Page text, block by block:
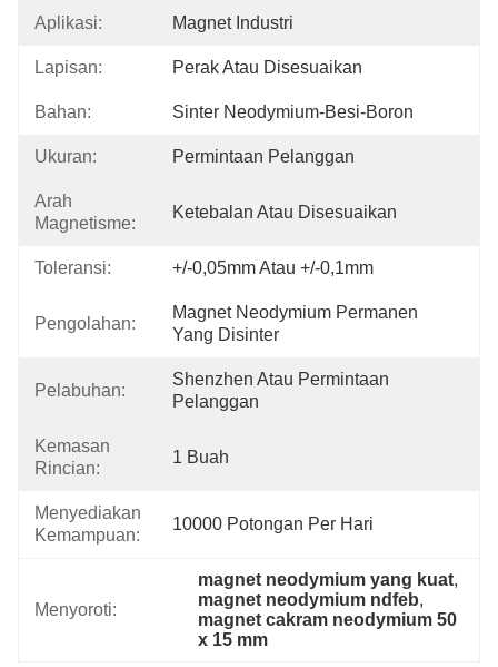
Aplikasi: Magnet Industri
Lapisan: Perak Atau Disesuaikan
Bahan: Sinter Neodymium-Besi-Boron
Ukuran: Permintaan Pelanggan
Arah
Magnetisme:
Ketebalan Atau Disesuaikan
Toleransi: +/-0,05mm Atau +/-0,1mm
Pengolahan:
Magnet Neodymium Permanen
Yang Disinter
Pelabuhan:
Shenzhen Atau Permintaan
Pelanggan
Kemasan
Rincian:
1 Buah
Menyediakan
Kemampuan:
10000 Potongan Per Hari
Menyoroti:
magnet neodymium yang kuat
magnet neodymium ndfeb,
magnet cakram neodymium 50
x 15 mm